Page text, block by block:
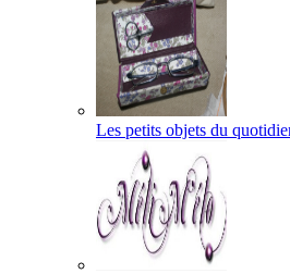
Les petits objets du